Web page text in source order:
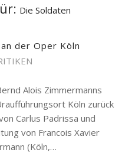
Die Soldaten
der Oper Köln
Alois Zimmermanns
Köln zurück
Carlus Padrissa und
von Francois Xavier
(Köln,…